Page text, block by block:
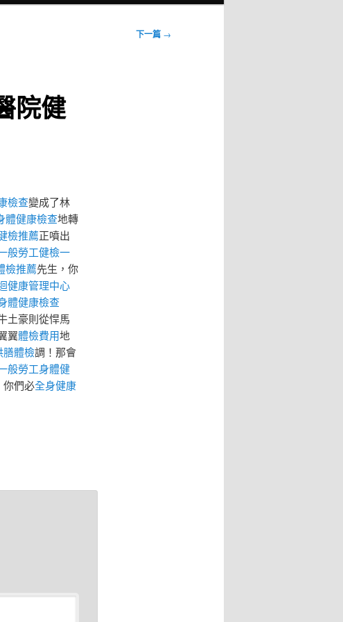
下一篇 →
院健
檢查變成了林
體健康檢查地轉
檢推薦正噴出
般勞工健檢一
檢推薦先生，你
健康管理中心
體健康檢查
土豪則從悍馬
翼體檢費用地
膳體檢調！那會
般勞工身體健
你們必全身健康